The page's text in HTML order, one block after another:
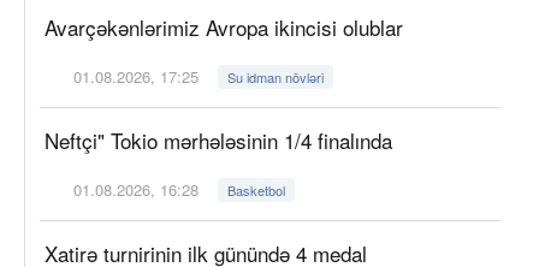
Avarçəkənlərimiz Avropa ikincisi olublar
01.08.2026, 17:25 Su idman növləri
Neftçi" Tokio mərhələsinin 1/4 finalında
01.08.2026, 16:28 Basketbol
Xatirə turnirinin ilk günündə 4 medal